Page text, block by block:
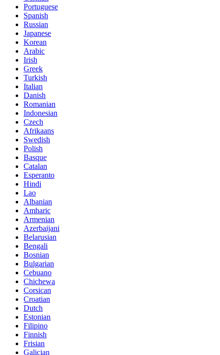
Portuguese
Spanish
Russian
Japanese
Korean
Arabic
Irish
Greek
Turkish
Italian
Danish
Romanian
Indonesian
Czech
Afrikaans
Swedish
Polish
Basque
Catalan
Esperanto
Hindi
Lao
Albanian
Amharic
Armenian
Azerbaijani
Belarusian
Bengali
Bosnian
Bulgarian
Cebuano
Chichewa
Corsican
Croatian
Dutch
Estonian
Filipino
Finnish
Frisian
Galician